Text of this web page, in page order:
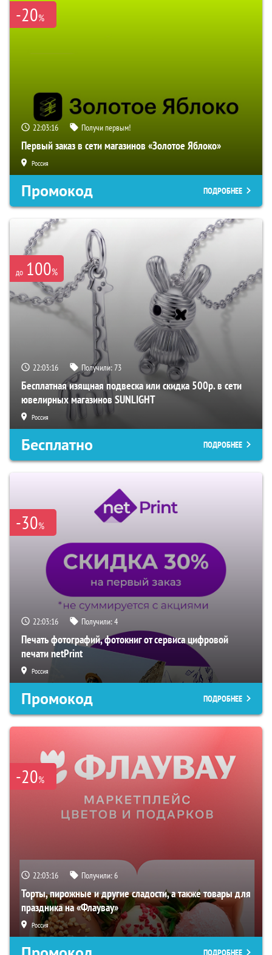
-20%
22:03:15 Получи первым!
Первый заказ в сети магазинов «Золотое Яблоко»
Россия
Промокод ПОДРОБНЕЕ
до 100%
22:03:15 Получили:73
Бесплатная изящная подвеска или скидка 500р. в сети
ювелирных магазинов SUNLIGHT
Россия
Бесплатно ПОДРОБНЕЕ
-30%
22:03:15 Получили:4
Печать фотографий, фотокниг от сервиса цифровой
печати netPrint
Россия
Промокод ПОДРОБНЕЕ
-20%
22:03:15 Получили:6
Торты, пирожные и другие сладости, а также товары для
праздника на «Флаувау»
Россия
ПОДРОБНЕЕ